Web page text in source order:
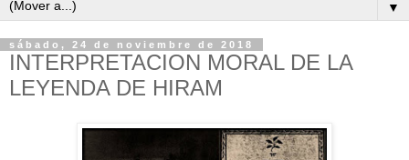
▼
sábado, 24 de noviembre de 2018
INTERPRETACION MORAL DE LA
LEYENDA DE HIRAM